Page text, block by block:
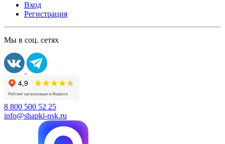
Вход
Регистрация
Мы в соц. сетях
8 800 500 52 25
info@shapki-nsk.ru